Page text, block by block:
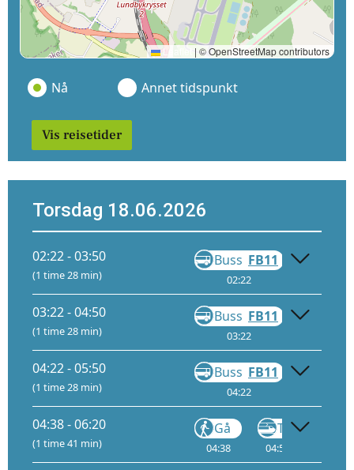
Leaflet | © OpenStreetMap contributors
Nå Annet tidspunkt
Vis reisetider
Torsdag 18.06.2026
02:22 - 03:50
(1 time 28 min)
Buss FB11
02:22
03:22 - 04:50
(1 time 28 min)
Buss FB11
03:22
04:22 - 05:50
(1 time 28 min)
Buss FB11
04:22
04:38 - 06:20
(1 time 41 min)
Gå
04:38
Tog
04:54